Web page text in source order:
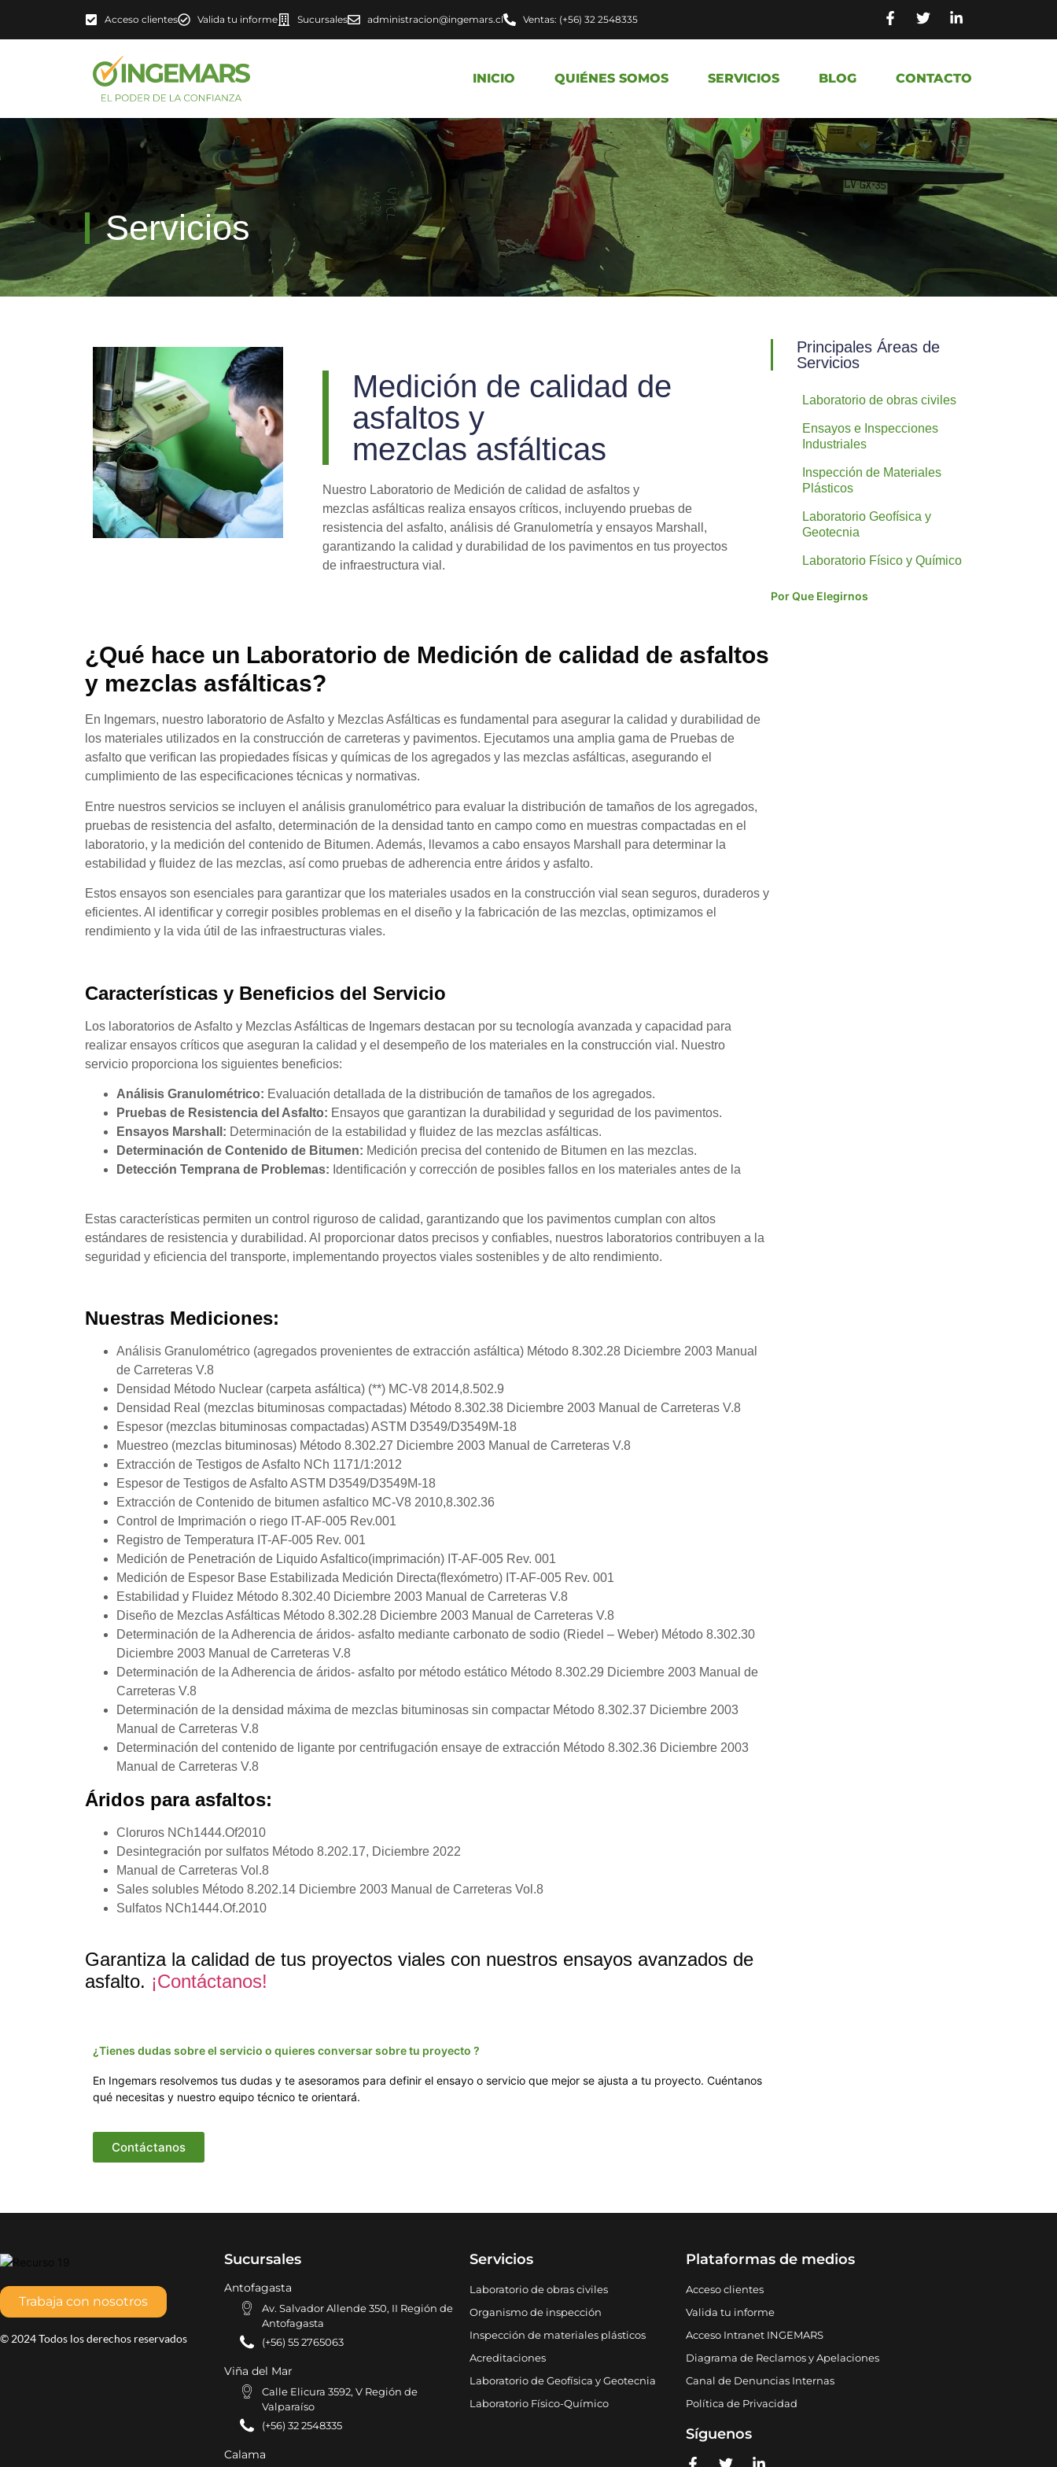
Acceso clientes Valida tu informe Sucursales administracion@ingemars.cl Ventas: (+56) 32 2548335
INICIO QUIÉNES SOMOS SERVICIOS BLOG CONTACTO
Servicios
Medición de calidad de
asfaltos y
mezclas asfálticas
Nuestro Laboratorio de Medición de calidad de asfaltos y
mezclas asfálticas realiza ensayos críticos, incluyendo pruebas de
resistencia del asfalto, análisis dé Granulometría y ensayos Marshall,
garantizando la calidad y durabilidad de los pavimentos en tus proyectos
de infraestructura vial.
¿Qué hace un Laboratorio de Medición de calidad de asfaltos
y mezclas asfálticas?
En Ingemars, nuestro laboratorio de Asfalto y Mezclas Asfálticas es fundamental para asegurar la calidad y durabilidad de
los materiales utilizados en la construcción de carreteras y pavimentos. Ejecutamos una amplia gama de Pruebas de
asfalto que verifican las propiedades físicas y químicas de los agregados y las mezclas asfálticas, asegurando el
cumplimiento de las especificaciones técnicas y normativas.
Entre nuestros servicios se incluyen el análisis granulométrico para evaluar la distribución de tamaños de los agregados,
pruebas de resistencia del asfalto, determinación de la densidad tanto en campo como en muestras compactadas en el
laboratorio, y la medición del contenido de Bitumen. Además, llevamos a cabo ensayos Marshall para determinar la
estabilidad y fluidez de las mezclas, así como pruebas de adherencia entre áridos y asfalto.
Estos ensayos son esenciales para garantizar que los materiales usados en la construcción vial sean seguros, duraderos y
eficientes. Al identificar y corregir posibles problemas en el diseño y la fabricación de las mezclas, optimizamos el
rendimiento y la vida útil de las infraestructuras viales.
Características y Beneficios del Servicio
Los laboratorios de Asfalto y Mezclas Asfálticas de Ingemars destacan por su tecnología avanzada y capacidad para
realizar ensayos críticos que aseguran la calidad y el desempeño de los materiales en la construcción vial. Nuestro
servicio proporciona los siguientes beneficios:
Análisis Granulométrico: Evaluación detallada de la distribución de tamaños de los agregados.
Pruebas de Resistencia del Asfalto: Ensayos que garantizan la durabilidad y seguridad de los pavimentos.
Ensayos Marshall: Determinación de la estabilidad y fluidez de las mezclas asfálticas.
Determinación de Contenido de Bitumen: Medición precisa del contenido de Bitumen en las mezclas.
Detección Temprana de Problemas: Identificación y corrección de posibles fallos en los materiales antes de la
Estas características permiten un control riguroso de calidad, garantizando que los pavimentos cumplan con altos
estándares de resistencia y durabilidad. Al proporcionar datos precisos y confiables, nuestros laboratorios contribuyen a la
seguridad y eficiencia del transporte, implementando proyectos viales sostenibles y de alto rendimiento.
Nuestras Mediciones:
Análisis Granulométrico (agregados provenientes de extracción asfáltica) Método 8.302.28 Diciembre 2003 Manual
de Carreteras V.8
Densidad Método Nuclear (carpeta asfáltica) (**) MC-V8 2014,8.502.9
Densidad Real (mezclas bituminosas compactadas) Método 8.302.38 Diciembre 2003 Manual de Carreteras V.8
Espesor (mezclas bituminosas compactadas) ASTM D3549/D3549M-18
Muestreo (mezclas bituminosas) Método 8.302.27 Diciembre 2003 Manual de Carreteras V.8
Extracción de Testigos de Asfalto NCh 1171/1:2012
Espesor de Testigos de Asfalto ASTM D3549/D3549M-18
Extracción de Contenido de bitumen asfaltico MC-V8 2010,8.302.36
Control de Imprimación o riego IT-AF-005 Rev.001
Registro de Temperatura IT-AF-005 Rev. 001
Medición de Penetración de Liquido Asfaltico(imprimación) IT-AF-005 Rev. 001
Medición de Espesor Base Estabilizada Medición Directa(flexómetro) IT-AF-005 Rev. 001
Estabilidad y Fluidez Método 8.302.40 Diciembre 2003 Manual de Carreteras V.8
Diseño de Mezclas Asfálticas Método 8.302.28 Diciembre 2003 Manual de Carreteras V.8
Determinación de la Adherencia de áridos- asfalto mediante carbonato de sodio (Riedel – Weber) Método 8.302.30
Diciembre 2003 Manual de Carreteras V.8
Determinación de la Adherencia de áridos- asfalto por método estático Método 8.302.29 Diciembre 2003 Manual de
Carreteras V.8
Determinación de la densidad máxima de mezclas bituminosas sin compactar Método 8.302.37 Diciembre 2003
Manual de Carreteras V.8
Determinación del contenido de ligante por centrifugación ensaye de extracción Método 8.302.36 Diciembre 2003
Manual de Carreteras V.8
Áridos para asfaltos:
Cloruros NCh1444.Of2010
Desintegración por sulfatos Método 8.202.17, Diciembre 2022
Manual de Carreteras Vol.8
Sales solubles Método 8.202.14 Diciembre 2003 Manual de Carreteras Vol.8
Sulfatos NCh1444.Of.2010
Garantiza la calidad de tus proyectos viales con nuestros ensayos avanzados de
asfalto. ¡Contáctanos!
¿Tienes dudas sobre el servicio o quieres conversar sobre tu proyecto ?
En Ingemars resolvemos tus dudas y te asesoramos para definir el ensayo o servicio que mejor se ajusta a tu proyecto. Cuéntanos
qué necesitas y nuestro equipo técnico te orientará.
Contáctanos
Principales Áreas de
Servicios
Laboratorio de obras civiles
Ensayos e Inspecciones
Industriales
Inspección de Materiales
Plásticos
Laboratorio Geofísica y
Geotecnia
Laboratorio Físico y Químico
Por Que Elegirnos
Trabaja con nosotros
© 2024 Todos los derechos reservados
Sucursales
Antofagasta
Av. Salvador Allende 350, II Región de
Antofagasta
(+56) 55 2765063
Viña del Mar
Calle Elicura 3592, V Región de
Valparaíso
(+56) 32 2548335
Calama
Servicios
Laboratorio de obras civiles
Organismo de inspección
Inspección de materiales plásticos
Acreditaciones
Laboratorio de Geofísica y Geotecnia
Laboratorio Físico-Químico
Plataformas de medios
Acceso clientes
Valida tu informe
Acceso Intranet INGEMARS
Diagrama de Reclamos y Apelaciones
Canal de Denuncias Internas
Política de Privacidad
Síguenos